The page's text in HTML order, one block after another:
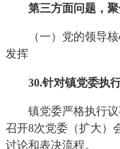
第三方面问题，
（一）党的领导核
发挥
30.针对镇党委执
镇党委严格执行议
召开8次党委（扩大）
讨论和表决流程。